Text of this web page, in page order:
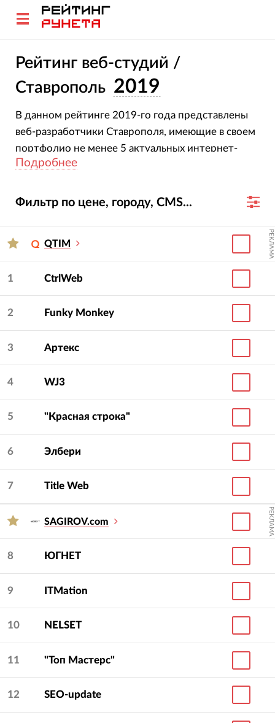
Рейтинг веб-студий /
Ставрополь 2019
В данном рейтинге 2019-го года представлены
веб-разработчики Ставрополя, имеющие в своем
портфолио не менее 5 актуальных интернет-
проектов.
Подробнее
Фильтр по цене, городу, CMS...
QTIM РЕКЛАМА
1 CtrlWeb
2 Funky Monkey
3 Артекс
4 WJ3
5 "Красная строка"
6 Элбери
7 Title Web
SAGIROV.com РЕКЛАМА
8 ЮГНЕТ
9 ITMation
10 NELSET
11 "Топ Мастерс"
12 SEO-update